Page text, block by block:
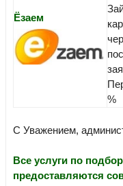
Ёзаем
%
С Уважением,
Все услуги по
предоставляются